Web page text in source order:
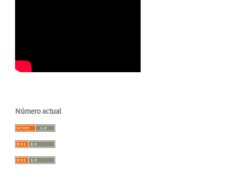
Número actual